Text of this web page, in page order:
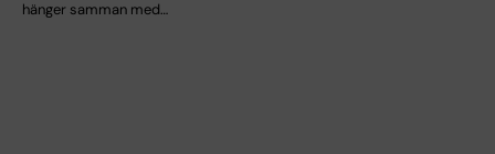
hänger samman med…